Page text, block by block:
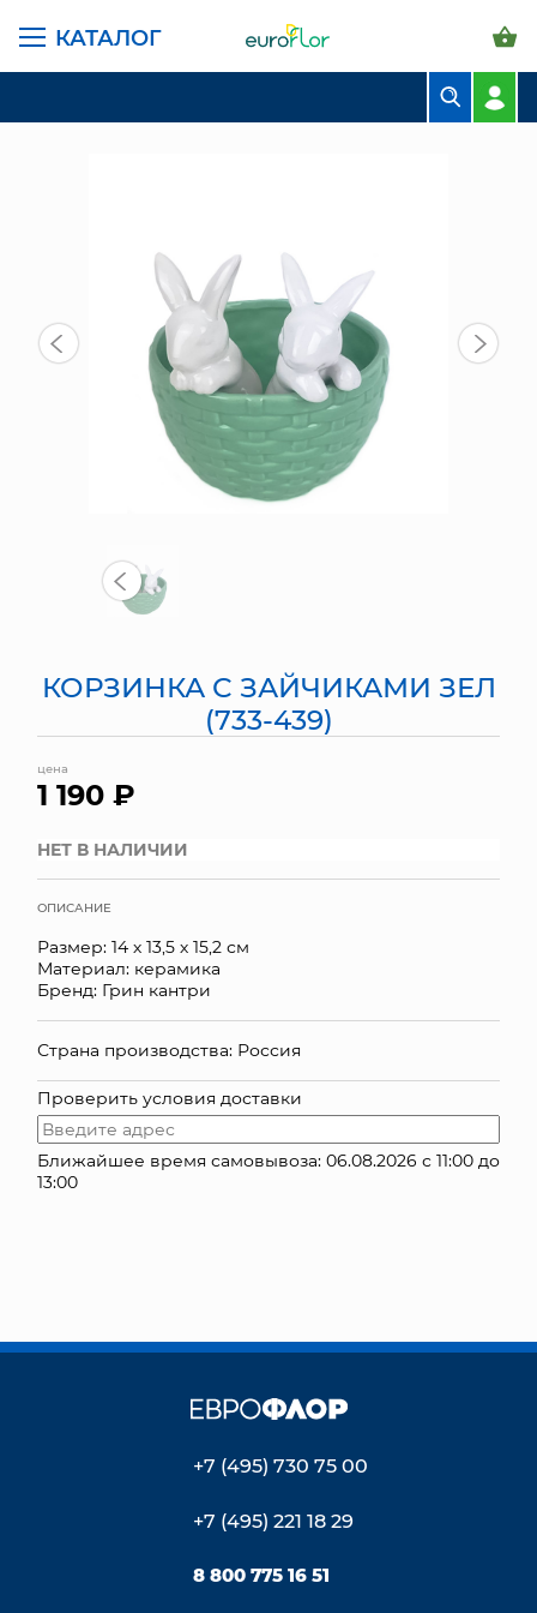
КАТАЛОГ
СВАДЕБНАЯ ФЛОРИСТИКА
КОМНАТНЫЕ РАСТЕНИЯ
ГОРШКИ И КАШПО
ГРУНТЫ И УДОБРЕНИЯ
ПРЕДМЕТЫ ИНТЕРЬЕРА
ЯЩИКИ
СУНДУКИ
ТОРГОВЫЙ ЦЕНТР
ОПТОВЫМ КЛИЕНТАМ
ДОСТАВКА И ОПЛАТА
КОНТАКТЫ
ГЛАВНАЯ СТРАНИЦА КАТАЛОГ
ПРЕДМЕТЫ ИНТЕРЬЕРА
КОРЗИНКА С ЗАЙЧИКАМИ ЗЕЛ
(733-439)
цена
1 190 ₽
НЕТ В НАЛИЧИИ
ОПИСАНИЕ
Размер: 14 х 13,5 х 15,2 см
Материал: керамика
Бренд: Грин кантри
Страна производства: Россия
Проверить условия доставки
Ближайшее время самовывоза: 06.08.2026 с 11:00 до
13:00
+7 (495) 730 75 00
+7 (495) 221 18 29
8 800 775 16 51